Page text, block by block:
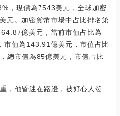
，現價為7543美元，全球加密
元。加密貨幣市場中占比排名第
億美元，當前市值占比為
市值為143.91億美元，市值占比
總市值為85億美元，市值占比
，他昏迷在路邊，被好心人發